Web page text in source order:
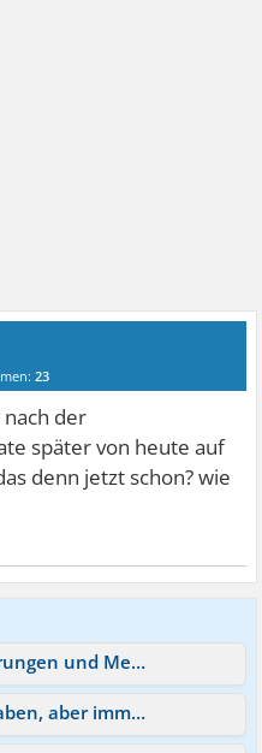
23
der
später von heute auf
denn jetzt schon? wie
Angst vor der Angst - Erfahrungen und Medikamente die helfen
Vor nichts wirklich Angst haben, aber immer in Angst leben